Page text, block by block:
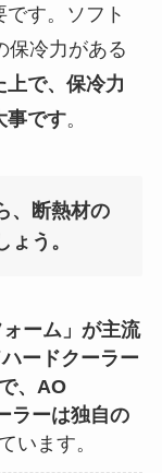
す。ソフト
保冷力がある
上で、保冷力
事です。
、断熱材の
う。
ォーム」が主流
ードクーラー
、AO
ラーは独自の
います。